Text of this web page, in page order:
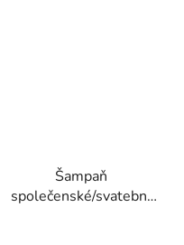
Šampaň
společenské/svatební